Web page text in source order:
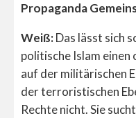
Propaganda
Weiß:Das lässt sich
politische Islam
auf der militärischen
der terroristischen
Rechte nicht. Sie